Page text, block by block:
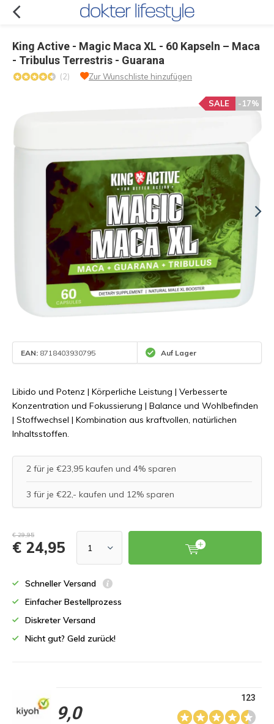
King Active - Magic Maca XL - 60 Kapseln – Maca
- Tribulus Terrestris - Guarana
(2) Zur Wunschliste hinzufügen
-17%
SALE
EAN: 8718403930795 Auf Lager
Libido und Potenz | Körperliche Leistung | Verbesserte
Konzentration und Fokussierung | Balance und Wohlbefinden
| Stoffwechsel | Kombination aus kraftvollen, natürlichen
Inhaltsstoffen.
2 für je €23,95 kaufen und 4% sparen
3 für je €22,- kaufen und 12% sparen
€ 29,95
€ 24,95
Schneller Versand
Einfacher Bestellprozess
Diskreter Versand
Nicht gut? Geld zurück!
9,0
123